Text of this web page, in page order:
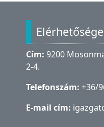
Cím: 9200
2-4.
Telefonszám: +36/
E-mail cím: